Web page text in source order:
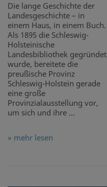
Die lange Geschichte der
Landesgeschichte – in
einem Haus, in einem Buch.
Als 1895 die Schleswig-
Holsteinische
Landesbibliothek gegründet
wurde, bereitete die
preußische Provinz
Schleswig-Holstein gerade
eine große
Provinzialausstellung vor,
um sich und ihre ...
» mehr lesen